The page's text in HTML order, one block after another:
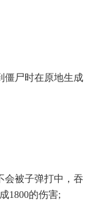
僵尸时在原地生成
会被子弹打中，吞
1800的伤害;